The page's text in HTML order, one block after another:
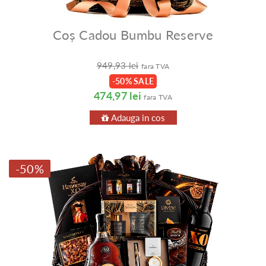
Coș Cadou Bumbu Reserve
949,93 lei fara TVA
-50% SALE
474,97 lei fara TVA
Adauga in cos
-50%